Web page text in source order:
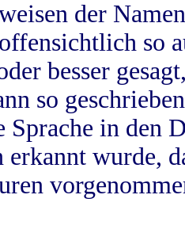
der
so
besser
so
Sprache in
erkannt wurde,